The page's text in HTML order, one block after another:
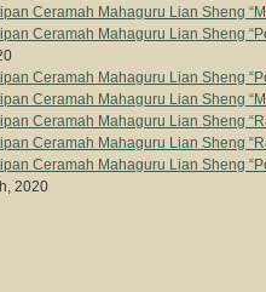
Ceramah Mahaguru Lian Sheng
Ceramah Mahaguru Lian Sheng
Ceramah Mahaguru Lian Sheng
Ceramah Mahaguru Lian Sheng
Ceramah Mahaguru Lian Sheng
Ceramah Mahaguru Lian Sheng
Ceramah Mahaguru Lian Sheng
2020